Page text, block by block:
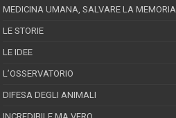
MEDICINA UMANA, SALVARE LA MEMORIA
LE STORIE
LE IDEE
L’OSSERVATORIO
DIFESA DEGLI ANIMALI